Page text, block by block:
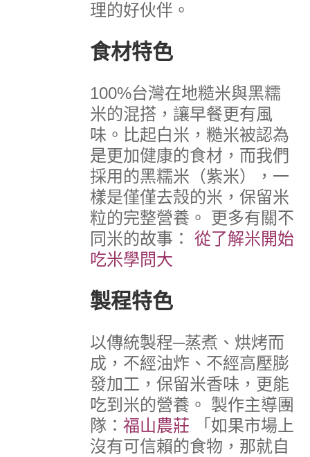
理的好伙伴。
食材特色
100%台灣在地糙米與黑糯
米的混搭，讓早餐更有風
味。比起白米，糙米被認為
是更加健康的食材，而我們
採用的黑糯米（紫米），一
樣是僅僅去殼的米，保留米
粒的完整營養。 更多有關不
同米的故事：從了解米開始
吃米學問大
製程特色
以傳統製程─蒸煮、烘烤而
成，不經油炸、不經高壓膨
發加工，保留米香味，更能
吃到米的營養。 製作主導團
隊：福山農莊
「如果市場上
沒有可信賴的食物，那就自